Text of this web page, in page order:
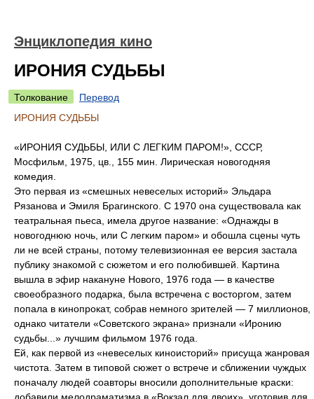
Энциклопедия кино
ИРОНИЯ СУДЬБЫ
Толкование
Перевод
ИРОНИЯ СУДЬБЫ
«ИРОНИЯ СУДЬБЫ, ИЛИ С ЛЕГКИМ ПАРОМ!», СССР,
Мосфильм, 1975, цв., 155 мин. Лирическая новогодняя
комедия.
Это первая из «смешных невеселых историй» Эльдара
Рязанова и Эмиля Брагинского. С 1970 она существовала как
театральная пьеса, имела другое название: «Однажды в
новогоднюю ночь, или С легким паром» и обошла сцены чуть
ли не всей страны, потому телевизионная ее версия застала
публику знакомой с сюжетом и его полюбившей. Картина
вышла в эфир накануне Нового, 1976 года — в качестве
своеобразного подарка, была встречена с восторгом, затем
попала в кинопрокат, собрав немного зрителей — 7 миллионов,
однако читатели «Советского экрана» признали «Иронию
судьбы...» лучшим фильмом 1976 года.
Ей, как первой из «невеселых киноисторий» присуща жанровая
чистота. Затем в типовой сюжет о встрече и сближении чуждых
поначалу людей соавторы вносили дополнительные краски: